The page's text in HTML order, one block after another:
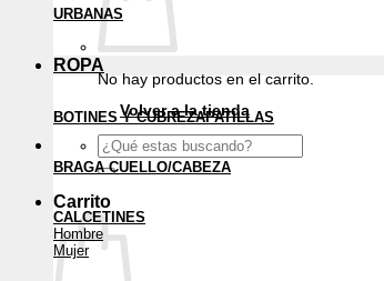
No hay productos en el carrito.
Volver a la tienda
Buscar
por:
Carrito
URBANAS
ROPA
BOTINES Y CUBREZAPATILLAS
BRAGA CUELLO/CABEZA
CALCETINES
Hombre
Mujer